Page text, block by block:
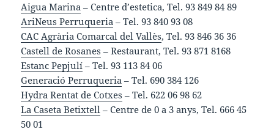
Aigua Marina – Centre d’estetica, Tel. 93 849 84 89
AriNeus Perruqueria – Tel. 93 840 93 08
CAC Agrària Comarcal del Vallès, Tel. 93 846 36 36
Castell de Rosanes – Restaurant, Tel. 93 871 8168
Estanc Pepjulí – Tel. 93 113 84 06
Generació Perruqueria – Tel. 690 384 126
Hydra Rentat de Cotxes – Tel. 622 06 98 62
La Caseta Betixtell – Centre de 0 a 3 anys, Tel. 666 45
50 01